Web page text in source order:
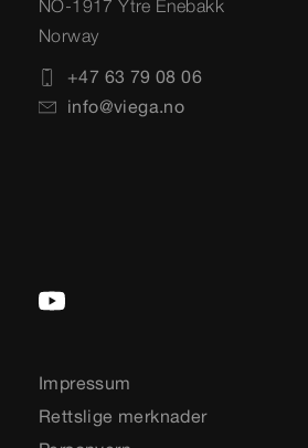
NO-1917 Ytre Enebakk
Norway
+47 63 79 08 06
info@viega.no
Impressum
Rettslige merknader